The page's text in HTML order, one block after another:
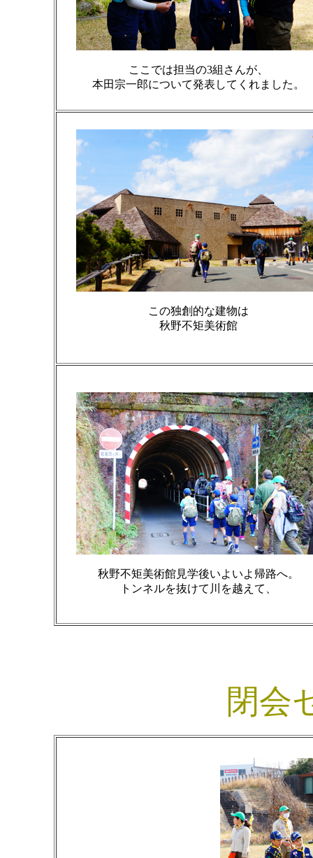
ここでは担当の3組さんが、
本田宗一郎について発表してくれました。
この独創的な建物は
秋野不矩美術館
秋野不矩美術館見学後いよいよ帰路へ。
トンネルを抜けて川を越えて、
閉会